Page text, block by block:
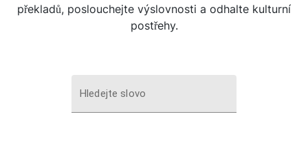
překladů, poslouchejte výslovnosti a odhalte kulturní
postřehy.
Hledejte slovo